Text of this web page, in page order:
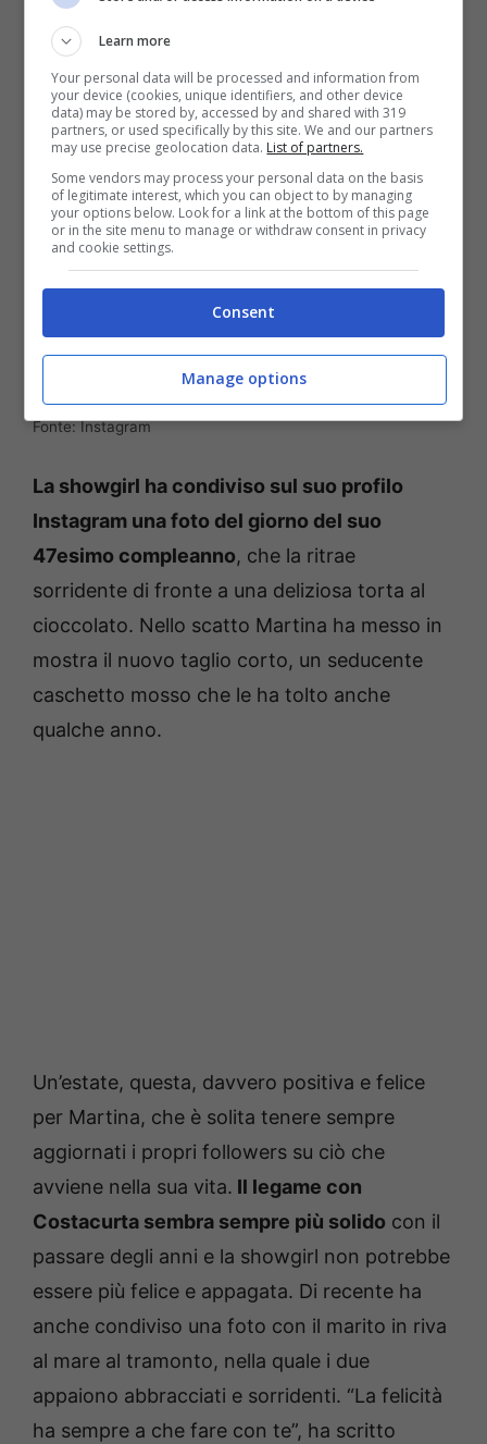
Fonte: Instagram
La showgirl ha condiviso sul suo profilo
Instagram una foto del giorno del suo
47esimo compleanno, che la ritrae
sorridente di fronte a una deliziosa torta al
cioccolato. Nello scatto Martina ha messo in
mostra il nuovo taglio corto, un seducente
caschetto mosso che le ha tolto anche
qualche anno.
Un’estate, questa, davvero positiva e felice
per Martina, che è solita tenere sempre
aggiornati i propri followers su ciò che
avviene nella sua vita. Il legame con
Costacurta sembra sempre più solido con il
passare degli anni e la showgirl non potrebbe
essere più felice e appagata. Di recente ha
anche condiviso una foto con il marito in riva
al mare al tramonto, nella quale i due
appaiono abbracciati e sorridenti. “La felicità
ha sempre a che fare con te”, ha scritto
Learn more
Your personal data will be processed and information from
your device (cookies, unique identifiers, and other device
data) may be stored by, accessed by and shared with 319
partners, or used specifically by this site. We and our partners
may use precise geolocation data. List of partners.
Some vendors may process your personal data on the basis
of legitimate interest, which you can object to by managing
your options below. Look for a link at the bottom of this page
or in the site menu to manage or withdraw consent in privacy
and cookie settings.
Consent
Manage options